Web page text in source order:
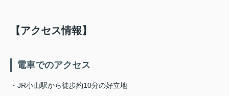
【アクセス情報】
電車でのアクセス
・JR小山駅から徒歩約10分の好立地